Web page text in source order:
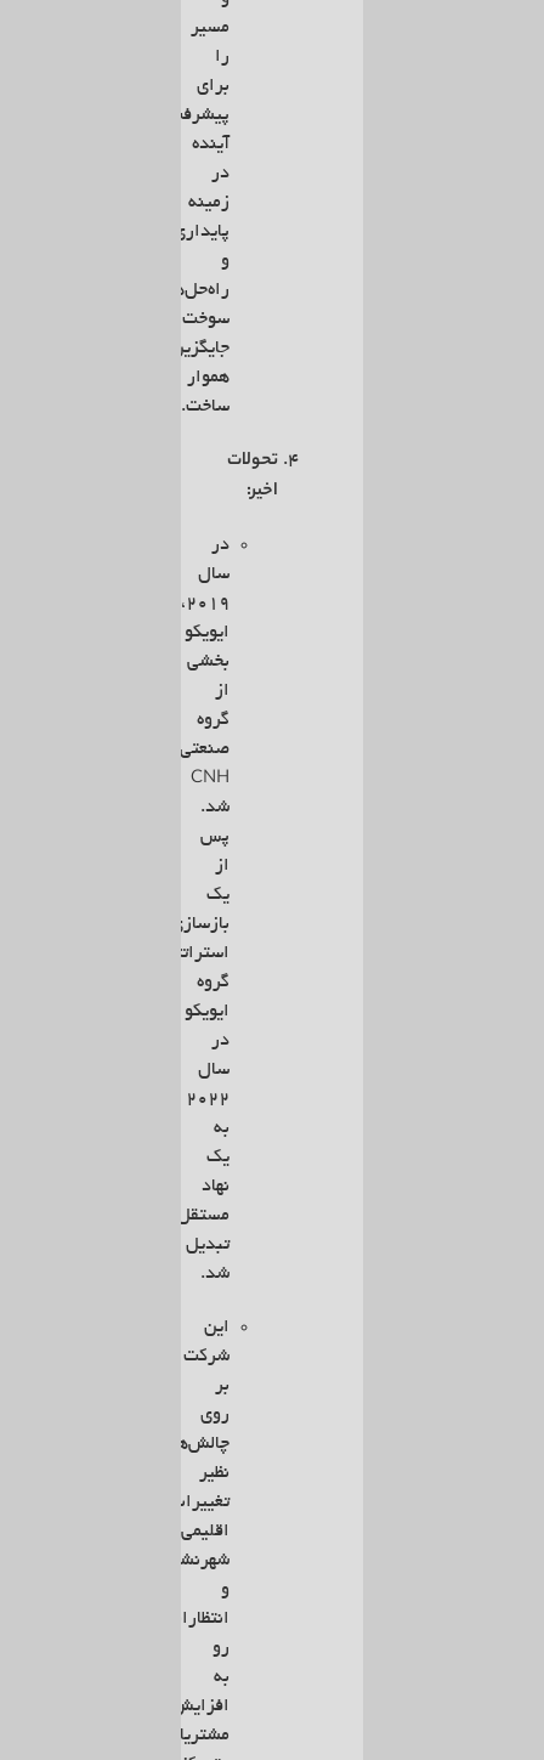
مسیر
را
برای
پیشرفت‌های
آینده
در
زمینه
پایداری
و
راه‌حل‌های
سوخت
جایگزین
هموار
ساخت.
تحولات
اخیر:
در
سال
۲۰۱۹،
ایویکو
بخشی
از
گروه
صنعتی
CNH
شد.
پس
از
یک
بازسازی
استراتژیک،
گروه
ایویکو
در
سال
۲۰۲۲
به
یک
نهاد
مستقل
تبدیل
شد.
این
شرکت
بر
روی
چالش‌هایی
نظیر
تغییرات
اقلیمی،
شهرنشینی
و
انتظارات
رو
به
افزایش
مشتریان